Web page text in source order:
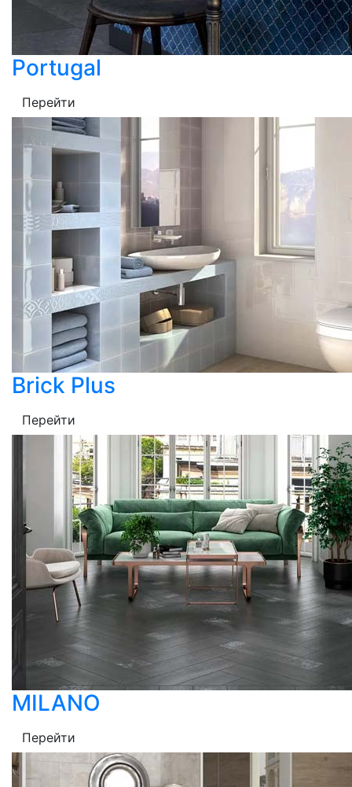
Portugal
Перейти
Brick Plus
Перейти
MILANO
Перейти